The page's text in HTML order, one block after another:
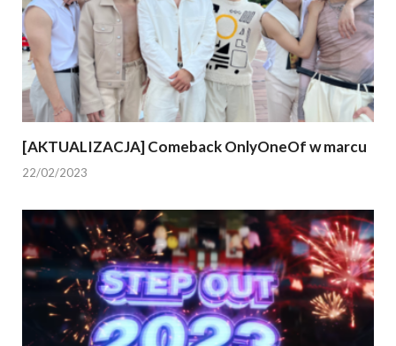
[AKTUALIZACJA] Comeback OnlyOneOf w marcu
22/02/2023